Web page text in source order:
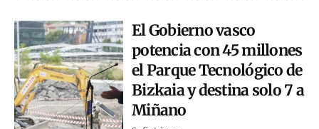
El Gobierno vasco
potencia con 45 millones
el Parque Tecnológico de
Bizkaia y destina solo 7 a
Miñano